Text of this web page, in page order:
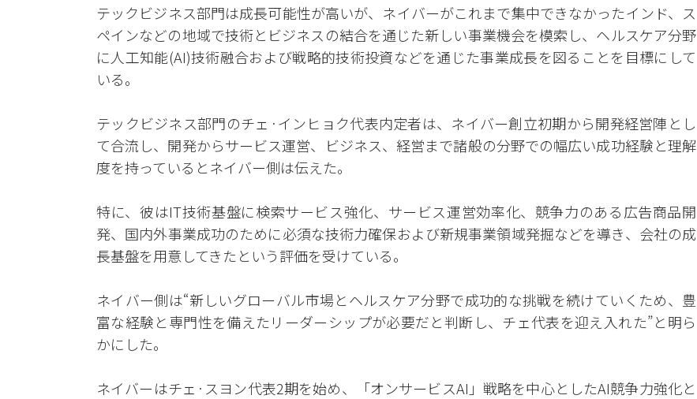
テックビジネス部門は成長可能性が高いが、ネイバーがこれまで集中できなかったインド、ス
ペインなどの地域で技術とビジネスの結合を通じた新しい事業機会を模索し、ヘルスケア分野
に人工知能(AI)技術融合および戦略的技術投資などを通じた事業成長を図ることを目標にして
いる。
テックビジネス部門のチェ·インヒョク代表内定者は、ネイバー創立初期から開発経営陣とし
て合流し、開発からサービス運営、ビジネス、経営まで諸般の分野での幅広い成功経験と理解
度を持っているとネイバー側は伝えた。
特に、彼はIT技術基盤に検索サービス強化、サービス運営効率化、競争力のある広告商品開
発、国内外事業成功のために必須な技術力確保および新規事業領域発掘などを導き、会社の成
長基盤を用意してきたという評価を受けている。
ネイバー側は“新しいグローバル市場とヘルスケア分野で成功的な挑戦を続けていくため、豊
富な経験と専門性を備えたリーダーシップが必要だと判断し、チェ代表を迎え入れた”と明ら
かにした。
ネイバーはチェ·スヨン代表2期を始め、「オンサービスAI」戦略を中心としたAI競争力強化と